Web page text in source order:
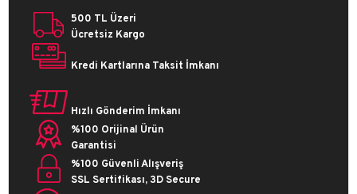
500 TL Üzeri
Ücretsiz Kargo
Kredi Kartlarına Taksit İmkanı
Hızlı Gönderim İmkanı
%100 Orijinal Ürün
Garantisi
%100 Güvenli Alışveriş
SSL Sertifikası, 3D Secure